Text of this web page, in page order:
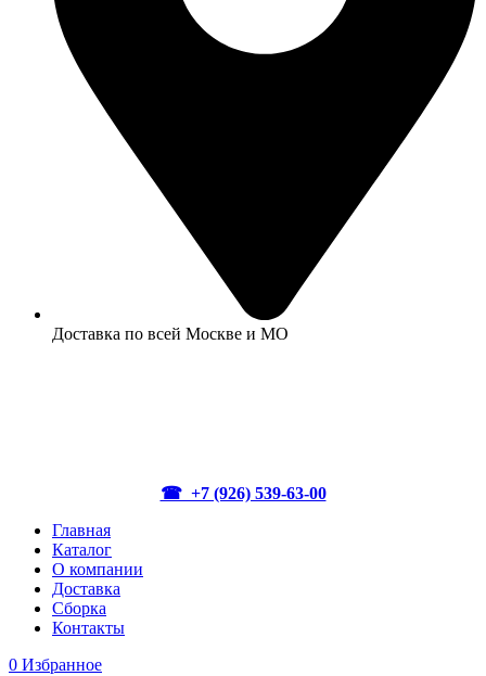
Доставка по всей Москве и МО
☎ +7 (926) 539-63-00
Главная
Каталог
О компании
Доставка
Сборка
Контакты
0 Избранное